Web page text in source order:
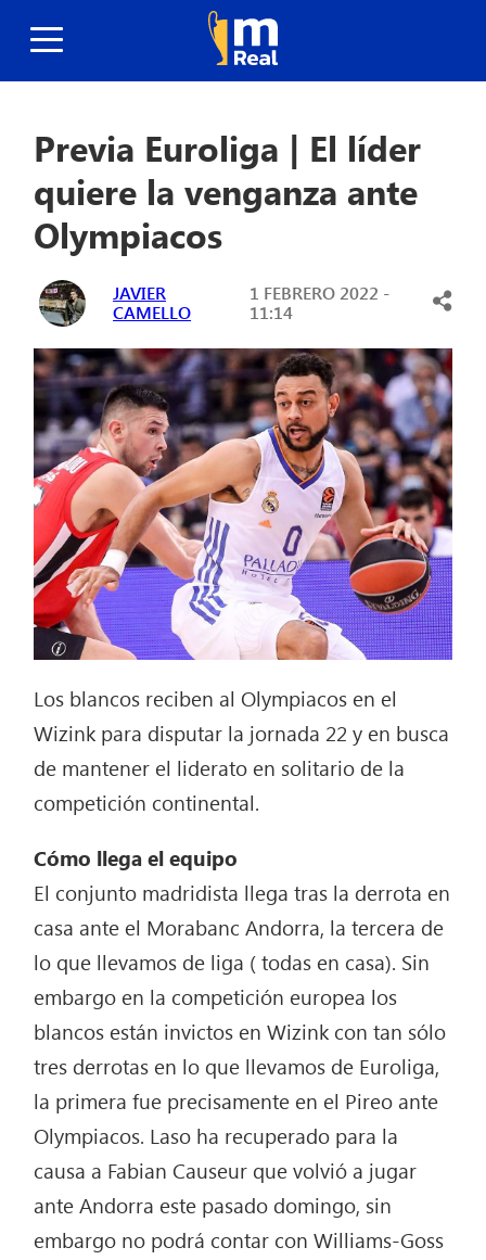
Previa Euroliga | El líder
quiere la venganza ante
Olympiacos
JAVIER
CAMELLO
1 FEBRERO 2022 -
11:14
Los blancos reciben al Olympiacos en el
Wizink para disputar la jornada 22 y en busca
de mantener el liderato en solitario de la
competición continental.
Cómo llega el equipo
El conjunto madridista llega tras la derrota en
casa ante el Morabanc Andorra, la tercera de
lo que llevamos de liga ( todas en casa). Sin
embargo en la competición europea los
blancos están invictos en Wizink con tan sólo
tres derrotas en lo que llevamos de Euroliga,
la primera fue precisamente en el Pireo ante
Olympiacos. Laso ha recuperado para la
causa a Fabian Causeur que volvió a jugar
ante Andorra este pasado domingo, sin
embargo no podrá contar con Williams-Goss